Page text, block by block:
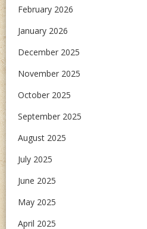
February 2026
January 2026
December 2025
November 2025
October 2025
September 2025
August 2025
July 2025
June 2025
May 2025
April 2025